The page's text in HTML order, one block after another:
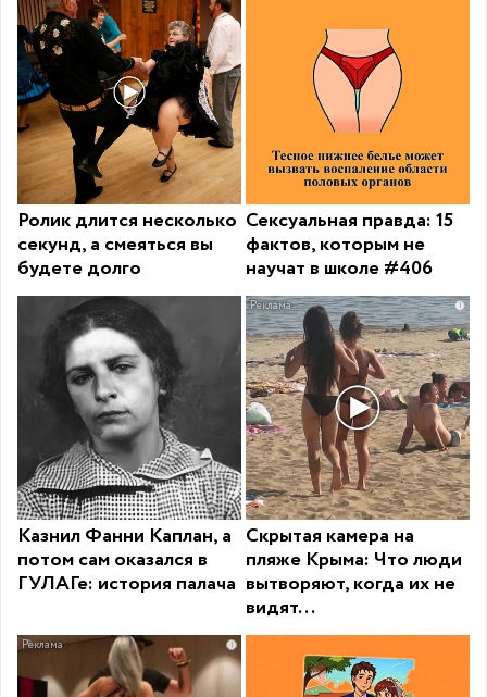
Ролик длится несколько
секунд, а смеяться вы
будете долго
Сексуальная правда: 15
фактов, которым не
научат в школе #406
Казнил Фанни Каплан, а
потом сам оказался в
ГУЛАГе: история палача
i
Скрытая камера на
пляже Крыма: Что люди
вытворяют, когда их не
видят...
i